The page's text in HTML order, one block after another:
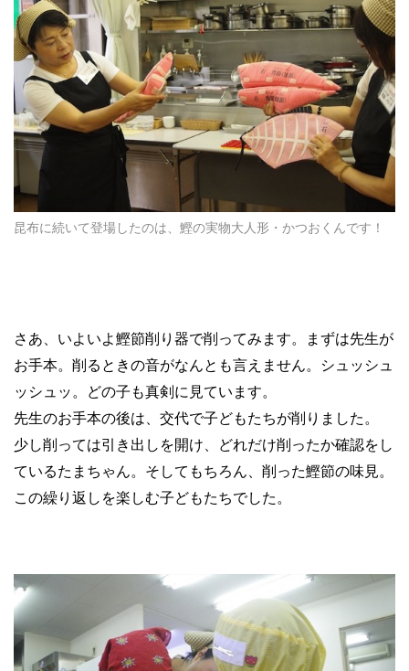
昆布に続いて登場したのは、鰹の実物大人形・かつおくんです！
さあ、いよいよ鰹節削り器で削ってみます。まずは先生が
お手本。削るときの音がなんとも言えません。シュッシュ
ッシュッ。どの子も真剣に見ています。
先生のお手本の後は、交代で子どもたちが削りました。
少し削っては引き出しを開け、どれだけ削ったか確認をし
ているたまちゃん。そしてもちろん、削った鰹節の味見。
この繰り返しを楽しむ子どもたちでした。